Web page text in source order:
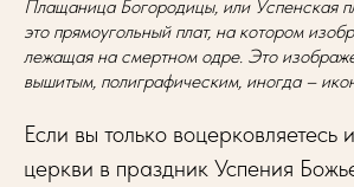
Плащаница Богородицы, или Успенская
это прямоугольный плат, на котором
лежащая на смертном одре. Это
вышитым, полиграфическим, иногда –
Если вы только воцерковляетесь
церкви в праздник Успения